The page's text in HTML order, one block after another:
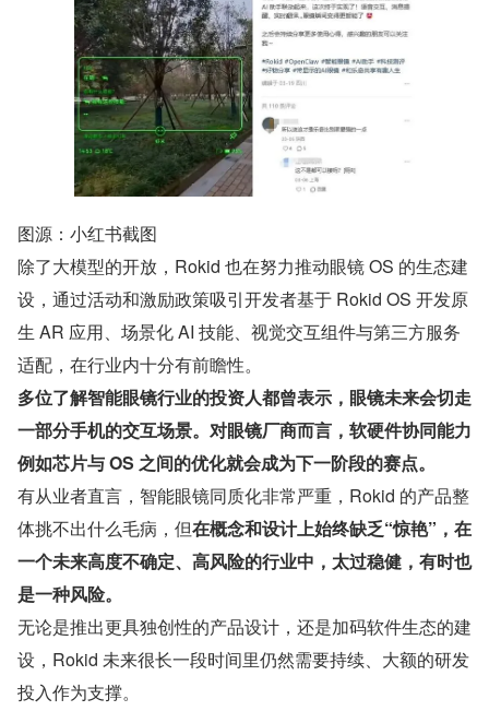
图源：小红书截图
除了大模型的开放，Rokid 也在努力推动眼镜 OS 的生态建
设，通过活动和激励政策吸引开发者基于 Rokid OS 开发原
生 AR 应用、场景化 AI 技能、视觉交互组件与第三方服务
适配，在行业内十分有前瞻性。
多位了解智能眼镜行业的投资人都曾表示，眼镜未来会切走
一部分手机的交互场景。对眼镜厂商而言，软硬件协同能力
例如芯片与 OS 之间的优化就会成为下一阶段的赛点。
有从业者直言，智能眼镜同质化非常严重，Rokid 的产品整
体挑不出什么毛病，但在概念和设计上始终缺乏“惊艳”，在
一个未来高度不确定、高风险的行业中，太过稳健，有时也
是一种风险。
无论是推出更具独创性的产品设计，还是加码软件生态的建
设，Rokid 未来很长一段时间里仍然需要持续、大额的研发
投入作为支撑。